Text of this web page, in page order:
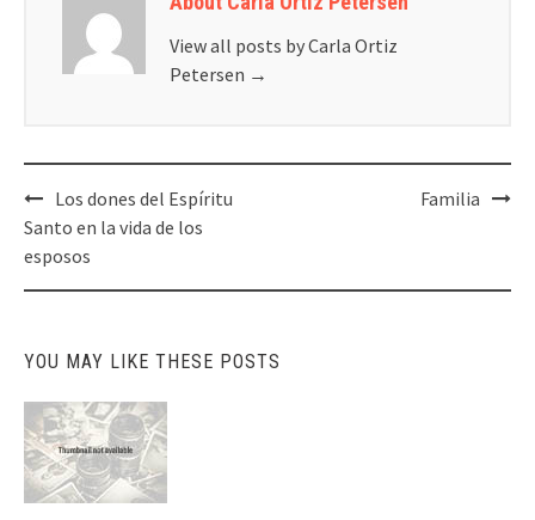
View all posts by Carla Ortiz
Petersen →
Post
navigation
Los dones del Espíritu
Santo en la vida de los
esposos
Familia
YOU MAY LIKE THESE POSTS